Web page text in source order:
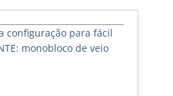
configuração para fácil
monobloco de veio